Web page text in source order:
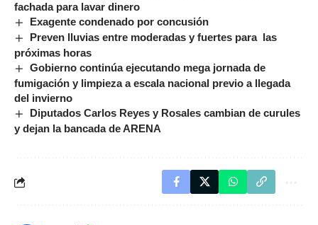
fachada para lavar dinero
Exagente condenado por concusión
Preven lluvias entre moderadas y fuertes para las
próximas horas
Gobierno continúa ejecutando mega jornada de
fumigación y limpieza a escala nacional previo a llegada
del invierno
Diputados Carlos Reyes y Rosales cambian de curules
y dejan la bancada de ARENA